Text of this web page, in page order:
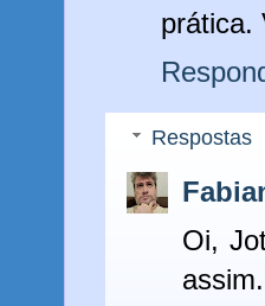
prática.
Respostas
Oi,